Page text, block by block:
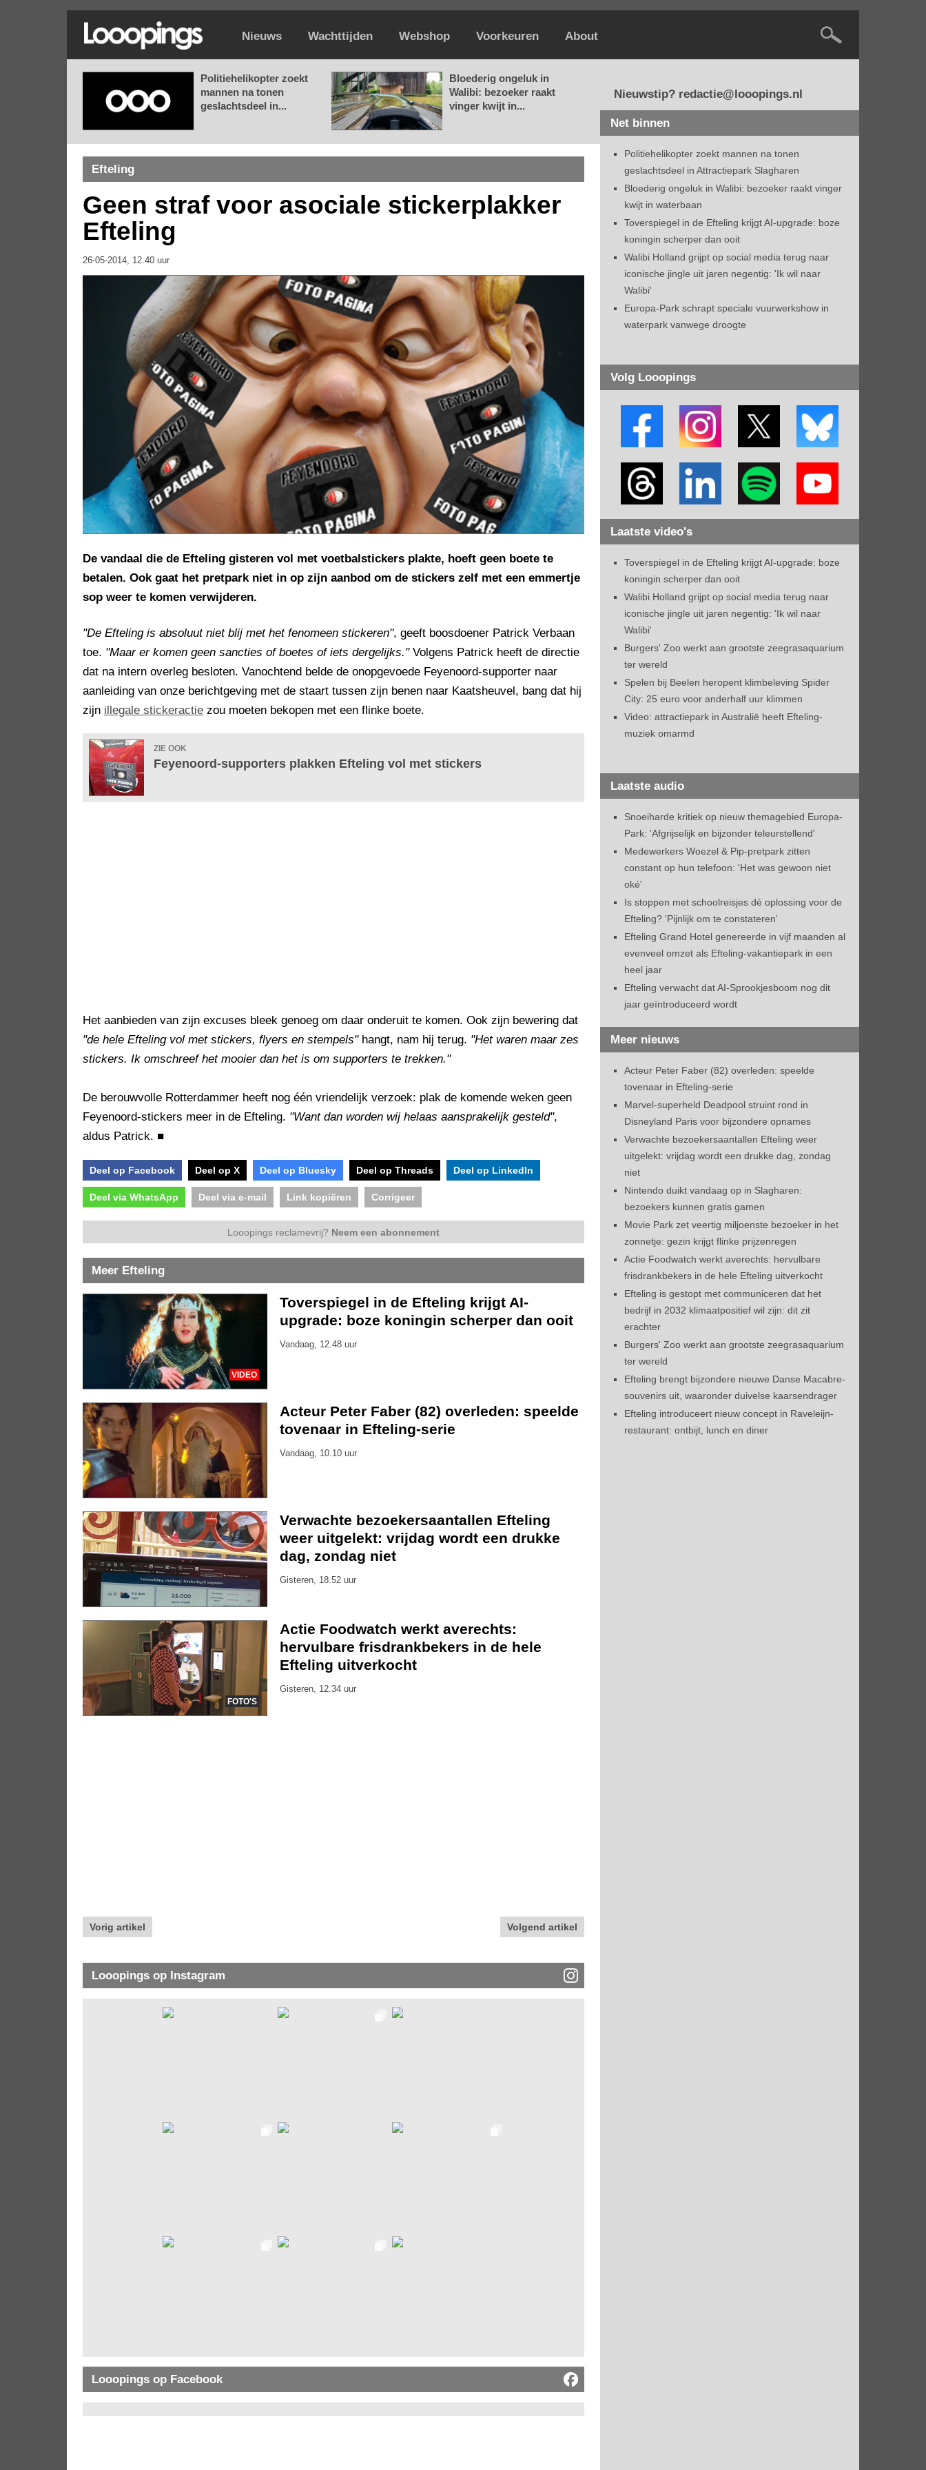
Nieuws Wachttijden Webshop Voorkeuren About
Politiehelikopter zoekt
mannen na tonen
geslachtsdeel in...
Bloederig ongeluk in
Walibi: bezoeker raakt
vinger kwijt in...
Efteling
Geen straf voor asociale stickerplakker
Efteling
26-05-2014, 12.40 uur
De vandaal die de Efteling gisteren vol met voetbalstickers plakte, hoeft geen boete te
betalen. Ook gaat het pretpark niet in op zijn aanbod om de stickers zelf met een emmertje
sop weer te komen verwijderen.
"De Efteling is absoluut niet blij met het fenomeen stickeren", geeft boosdoener Patrick Verbaan
toe. "Maar er komen geen sancties of boetes of iets dergelijks."Volgens Patrick heeft de directie
dat na intern overleg besloten. Vanochtend belde de onopgevoede Feyenoord-supporter naar
aanleiding van onze berichtgeving met de staart tussen zijn benen naar Kaatsheuvel, bang dat hij
zijn illegale stickeractie zou moeten bekopen met een flinke boete.
ZIE OOK
Feyenoord-supporters plakken Efteling vol met stickers
Het aanbieden van zijn excuses bleek genoeg om daar onderuit te komen. Ook zijn bewering dat
"de hele Efteling vol met stickers, flyers en stempels"hangt, nam hij terug. "Het waren maar zes
stickers. Ik omschreef het mooier dan het is om supporters te trekken."
De berouwvolle Rotterdammer heeft nog één vriendelijk verzoek: plak de komende weken geen
Feyenoord-stickers meer in de Efteling. "Want dan worden wij helaas aansprakelijk gesteld",
aldus Patrick. ■
Deel op Facebook Deel op X Deel op Bluesky Deel op Threads Deel op LinkedIn
Deel via WhatsApp Deel via e-mail Link kopiëren Corrigeer
Looopings reclamevrij? Neem een abonnement
Meer Efteling
VIDEO
Toverspiegel in de Efteling krijgt AI-
upgrade: boze koningin scherper dan ooit
Vandaag, 12.48 uur
Acteur Peter Faber (82) overleden: speelde
tovenaar in Efteling-serie
Vandaag, 10.10 uur
Verwachte bezoekersaantallen Efteling
weer uitgelekt: vrijdag wordt een drukke
dag, zondag niet
Gisteren, 18.52 uur
FOTO'S
Actie Foodwatch werkt averechts:
hervulbare frisdrankbekers in de hele
Efteling uitverkocht
Gisteren, 12.34 uur
Vorig artikel Volgend artikel
Looopings op Instagram
Looopings op Facebook
Nieuwstip? redactie@looopings.nl
Net binnen
Politiehelikopter zoekt mannen na tonen
geslachtsdeel in Attractiepark Slagharen
Bloederig ongeluk in Walibi: bezoeker raakt vinger
kwijt in waterbaan
Toverspiegel in de Efteling krijgt AI-upgrade: boze
koningin scherper dan ooit
Walibi Holland grijpt op social media terug naar
iconische jingle uit jaren negentig: 'Ik wil naar
Walibi'
Europa-Park schrapt speciale vuurwerkshow in
waterpark vanwege droogte
Volg Looopings
Laatste video's
Toverspiegel in de Efteling krijgt AI-upgrade: boze
koningin scherper dan ooit
Walibi Holland grijpt op social media terug naar
iconische jingle uit jaren negentig: 'Ik wil naar
Walibi'
Burgers' Zoo werkt aan grootste zeegrasaquarium
ter wereld
Spelen bij Beelen heropent klimbeleving Spider
City: 25 euro voor anderhalf uur klimmen
Video: attractiepark in Australië heeft Efteling-
muziek omarmd
Laatste audio
Snoeiharde kritiek op nieuw themagebied Europa-
Park: 'Afgrijselijk en bijzonder teleurstellend'
Medewerkers Woezel & Pip-pretpark zitten
constant op hun telefoon: 'Het was gewoon niet
oké'
Is stoppen met schoolreisjes dé oplossing voor de
Efteling? 'Pijnlijk om te constateren'
Efteling Grand Hotel genereerde in vijf maanden al
evenveel omzet als Efteling-vakantiepark in een
heel jaar
Efteling verwacht dat AI-Sprookjesboom nog dit
jaar geïntroduceerd wordt
Meer nieuws
Acteur Peter Faber (82) overleden: speelde
tovenaar in Efteling-serie
Marvel-superheld Deadpool struint rond in
Disneyland Paris voor bijzondere opnames
Verwachte bezoekersaantallen Efteling weer
uitgelekt: vrijdag wordt een drukke dag, zondag
niet
Nintendo duikt vandaag op in Slagharen:
bezoekers kunnen gratis gamen
Movie Park zet veertig miljoenste bezoeker in het
zonnetje: gezin krijgt flinke prijzenregen
Actie Foodwatch werkt averechts: hervulbare
frisdrankbekers in de hele Efteling uitverkocht
Efteling is gestopt met communiceren dat het
bedrijf in 2032 klimaatpositief wil zijn: dit zit
erachter
Burgers' Zoo werkt aan grootste zeegrasaquarium
ter wereld
Efteling brengt bijzondere nieuwe Danse Macabre-
souvenirs uit, waaronder duivelse kaarsendrager
Efteling introduceert nieuw concept in Raveleijn-
restaurant: ontbijt, lunch en diner